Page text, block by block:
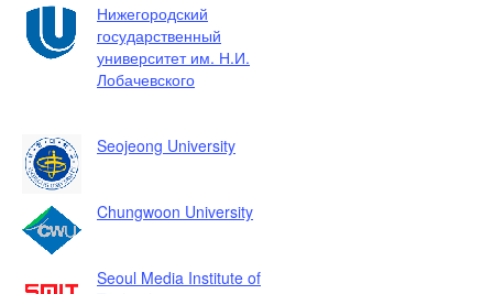
Нижегородский
государственный
университет им. Н.И.
Лобачевского
Seojeong University
Chungwoon University
Seoul Media Institute of